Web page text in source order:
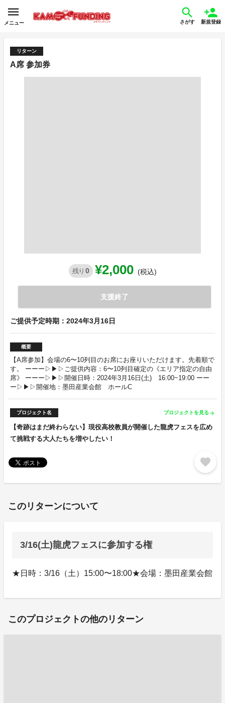
メニュー さがす 新規登録
リターン
A席 参加券
残り 0 ¥2,000 (税込)
支援終了
ご提供予定時期：2024年3月16日
概要
【A席参加】会場の6〜10列目のお席にお座りいただけます。先着順で
す。 ーーー▷▶︎▷ご提供内容：6〜10列目確定の《エリア指定の自由
席》 ーーー▷▶︎▷開催日時：2024年3月16日(土) 16:00~19:00 ーー
ー▷▶︎▷開催地：墨田産業会館 ホールC
プロジェクト名 プロジェクトを見る arrow_forward
【奇跡はまだ終わらない】現役高校教員が開催した龍虎フェスを広め
て挑戦する大人たちを増やしたい！
favorite
このリターンについて
3/16(土)龍虎フェスに参加する権
★日時：3/16（土）15:00〜18:00★会場：墨田産業会館
このプロジェクトの他のリターン